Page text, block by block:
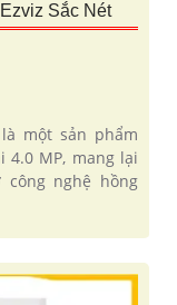
Sắc Nét
là một sản phẩm
MP, mang lại
nghệ hồng